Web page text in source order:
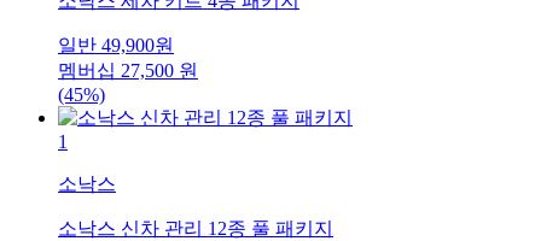
일반 49,900원
멤버십 27,500 원
(45%)
1
소낙스
소낙스 신차 관리 12종 풀 패키지